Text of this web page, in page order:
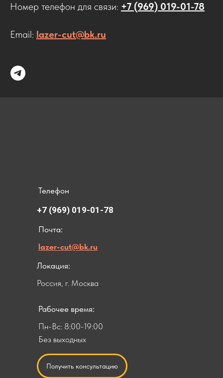
Номер телефон для связи: +7 (969) 019-01-78
Email: lazer-cut@bk.ru
Почта:
lazer-cut@bk.ru
Телефон
Рабочее время:
+7 (969) 019-01-78
Пн-Вс: 8:00-19:00
Без выходных
Получить консультацию
Локация:
Россия, г. Москва